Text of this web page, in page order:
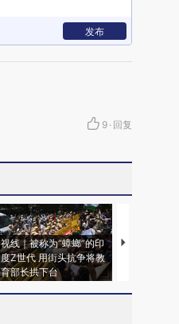
发布
9 · 回复
视线｜被称为“蟑螂”的印
度Z世代 用街头抗争将教
育部长拱下台
视线｜“入侵